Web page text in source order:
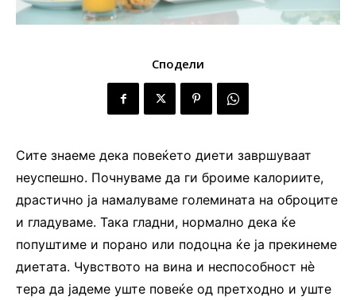
Сподели
Сите знаеме дека повеќето диети завршуваат
неуспешно. Почнуваме да ги броиме калориите,
драстично ја намалуваме големината на оброците
и гладуваме. Така гладни, нормално дека ќе
попуштиме и порано или подоцна ќе ја прекинеме
диетата. Чувството на вина и неспособност нѐ
тера да јадеме уште повеќе од претходно и уште